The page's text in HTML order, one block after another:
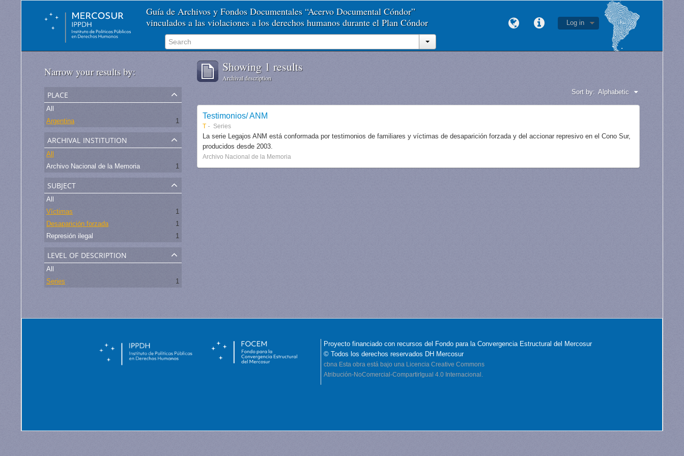
Guía de Archivos y Fondos Documentales “Acervo Documental Cóndor”
vinculados a las violaciones a los derechos humanos durante el Plan Cóndor
Log in
Narrow your results by:
place
All
Argentina
1
archival institution
All
Archivo Nacional de la Memoria
1
subject
All
Víctimas
1
Desaparición forzada
1
Represión ilegal
1
level of description
All
Series
1
Showing 1 results
Archival description
Sort by: Alphabetic
Testimonios/ ANM
T Series
La serie Legajos ANM está conformada por testimonios de familiares y víctimas de desaparición forzada y del accionar represivo en el Cono Sur,
producidos desde 2003.
Archivo Nacional de la Memoria
Proyecto financiado con recursos del Fondo para la Convergencia Estructural del Mercosur
© Todos los derechos reservados DH Mercosur
cbna Esta obra está bajo una Licencia Creative Commons
Atribución-NoComercial-CompartirIgual 4.0 Internacional.